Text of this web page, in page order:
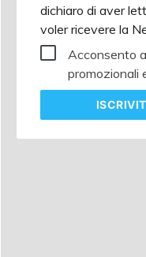
dichiaro di aver
voler ricevere la
Acconsento
promozionali